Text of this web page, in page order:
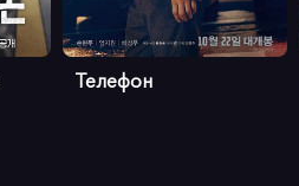
Телефон